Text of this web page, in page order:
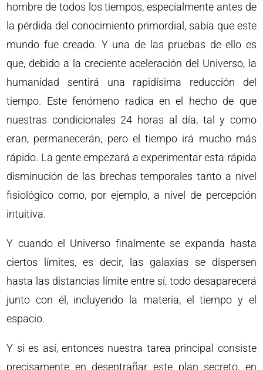
hombre de todos los tiempos, especialmente antes de
la pérdida del conocimiento primordial, sabía que este
mundo fue creado. Y una de las pruebas de ello es
que, debido a la creciente aceleración del Universo, la
humanidad sentirá una rapidísima reducción del
tiempo. Este fenómeno radica en el hecho de que
nuestras condicionales 24 horas al día, tal y como
eran, permanecerán, pero el tiempo irá mucho más
rápido. La gente empezará a experimentar esta rápida
disminución de las brechas temporales tanto a nivel
fisiológico como, por ejemplo, a nivel de percepción
intuitiva.
Y cuando el Universo finalmente se expanda hasta
ciertos límites, es decir, las galaxias se dispersen
hasta las distancias límite entre sí, todo desaparecerá
junto con él, incluyendo la materia, el tiempo y el
espacio.
Y si es así, entonces nuestra tarea principal consiste
precisamente en desentrañar este plan secreto, en